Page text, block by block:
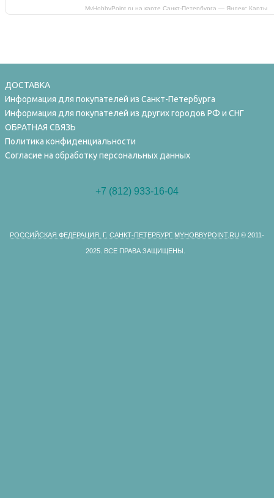
MyHobbyPoint.ru на карте Санкт‑Петербурга — Яндекс Карты
ДОСТАВКА
Информация для покупателей из Санкт-Петербурга
Информация для покупателей из других городов РФ и СНГ
ОБРАТНАЯ СВЯЗЬ
Политика конфиденциальности
Согласие на обработку персональных данных
+7 (812) 933-16-04
РОССИЙСКАЯ ФЕДЕРАЦИЯ, Г. САНКТ-ПЕТЕРБУРГ MYHOBBYPOINT.RU © 2011-
2025. ВСЕ ПРАВА ЗАЩИЩЕНЫ.